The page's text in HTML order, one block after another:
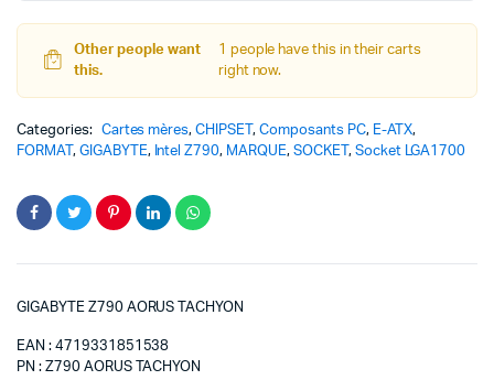
Other people want
this.
1 people have this in their carts
right now.
Categories: Cartes mères,CHIPSET, Composants PC, E-ATX,
FORMAT , GIGABYTE, Intel Z790, MARQUE, SOCKET , Socket LGA1700
GIGABYTE Z790 AORUS TACHYON
EAN : 4719331851538
PN : Z790 AORUS TACHYON